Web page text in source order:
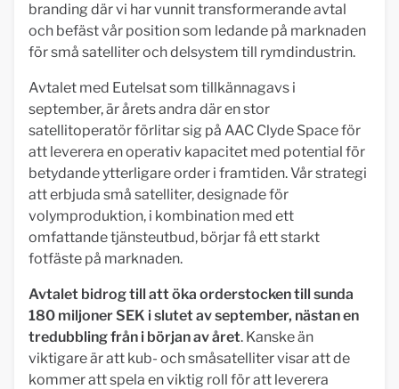
branding där vi har vunnit transformerande avtal
och befäst vår position som ledande på marknaden
för små satelliter och delsystem till rymdindustrin.
Avtalet med Eutelsat som tillkännagavs i
september, är årets andra där en stor
satellitoperatör förlitar sig på AAC Clyde Space för
att leverera en operativ kapacitet med potential för
betydande ytterligare order i framtiden. Vår strategi
att erbjuda små satelliter, designade för
volymproduktion, i kombination med ett
omfattande tjänsteutbud, börjar få ett starkt
fotfäste på marknaden.
Avtalet bidrog till att öka orderstocken till sunda
180 miljoner SEK i slutet av september, nästan en
tredubbling från i början av året. Kanske än
viktigare är att kub- och småsatelliter visar att de
kommer att spela en viktig roll för att leverera